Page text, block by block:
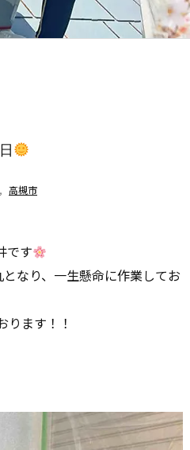
, 高槻市
です
なり、一生懸命に作業してお
ります！！